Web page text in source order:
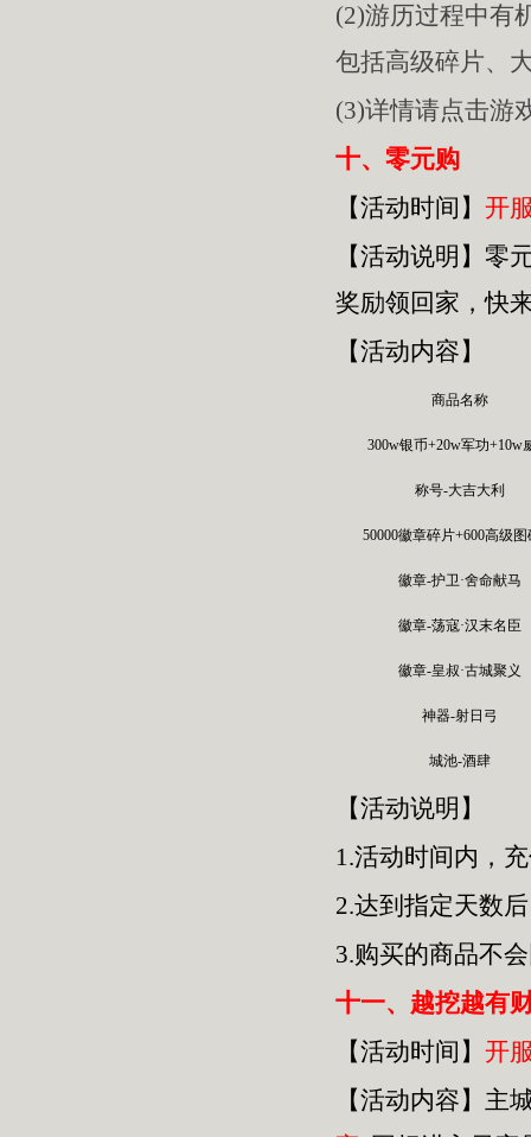
(2)游历过程中有
包括高级碎片、
(3)详情请点击游
十、零元购
【活动时间】 开
【活动说明 】 零
奖励领回家，快
【活动内容】
商品名称
300w银币+20w军功+10w
称号-大吉大利
50000徽章碎片+600高级
徽章-护卫·舍命献马
徽章-荡寇·汉末名臣
徽章-皇叔·古城聚义
神器-射日弓
城池-酒肆
【活动说明】
1.活动时间内，
2.达到指定天数
3.购买的商品不
十一、越挖越有
【活动时间】 开
【活动内容】主